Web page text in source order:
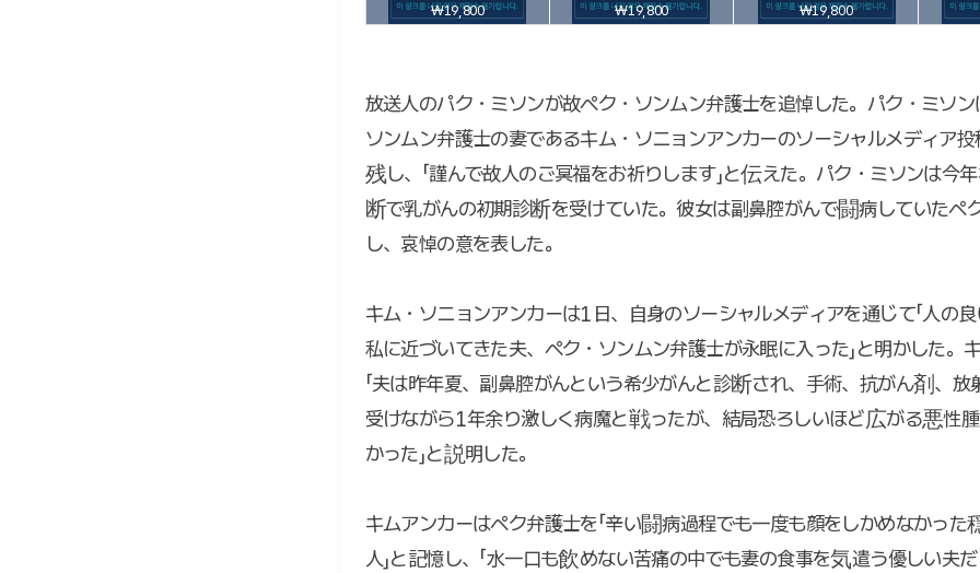
₩19,800 ₩19,800 ₩19,800
放送人のパク・ミソンが故ペク・ソンムン弁護士を追悼した。パク・ミソ
ソンムン弁護士の妻であるキム・ソニョンアンカーのソーシャルメディア
残し、「謹んで故人のご冥福をお祈りします」と伝えた。パク・ミソンは今
断で乳がんの初期診断を受けていた。彼女は副鼻腔がんで闘病していたペ
し、哀悼の意を表した。
キム・ソニョンアンカーは1日、自身のソーシャルメディアを通じて「人の
私に近づいてきた夫、ペク・ソンムン弁護士が永眠に入った」と明かした。
「夫は昨年夏、副鼻腔がんという希少がんと診断され、手術、抗がん剤、放
受けながら1年余り激しく病魔と戦ったが、結局恐ろしいほど広がる悪性
かった」と説明した。
キムアンカーはペク弁護士を「辛い闘病過程でも一度も顔をしかめなかった
人」と記憶し、「水一口も飲めない苦痛の中でも妻の食事を気遣う優しい夫だ